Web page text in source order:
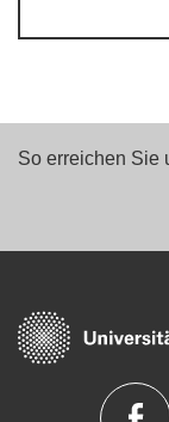
So erreichen Sie